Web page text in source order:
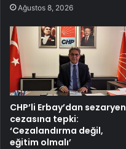
Ağustos 8, 2026
CHP’li Erbay’dan sezaryen
cezasına tepki:
‘Cezalandırma değil,
eğitim olmalı’